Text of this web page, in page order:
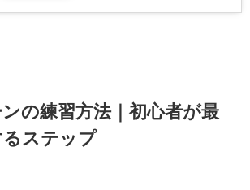
の練習方法｜初心者が最
ステップ